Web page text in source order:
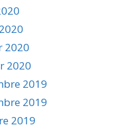
2020
2020
2019
2019
2019